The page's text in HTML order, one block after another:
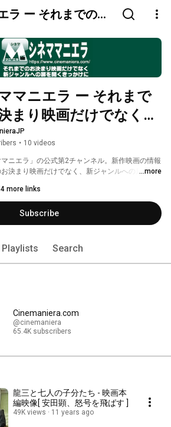
ラ ー それまでのお
開くきっかけに
マニエラ ー それまで
まり映画だけでなく、
ンルへの扉を開くきっ
• 10 videos
ニエラ」の公式第2チャンネル。新作映画の情報
決まり映画だけでなく、新ジャンルへの扉を開
cinemaniera
...more
more links
Subscribe
Playlists Search
Cinemaniera.com
@cinemaniera
65.4K subscribers
龍三と七人の子分たち - 映画本
編映像[ 安田顕、怒号を飛ばす ]
49K views 11 years ago